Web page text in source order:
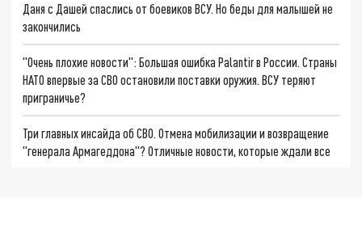
Даня с Дашей спаслись от боевиков ВСУ. Но беды для малышей не
закончились
"Очень плохие новости": Большая ошибка Palantir в России. Страны
НАТО впервые за СВО остановили поставки оружия. ВСУ теряют
приграничье?
Три главных инсайда об СВО. Отмена мобилизации и возвращение
"генерала Армагеддона"? Отличные новости, которые ждали все